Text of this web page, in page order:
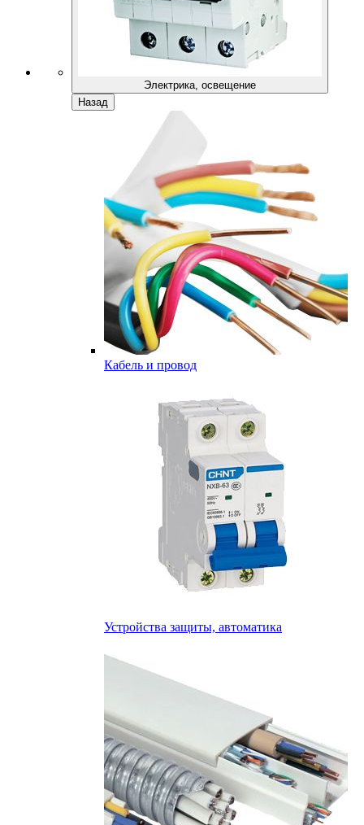
Электрика, освещение
Назад
Кабель и провод
Устройства защиты, автоматика